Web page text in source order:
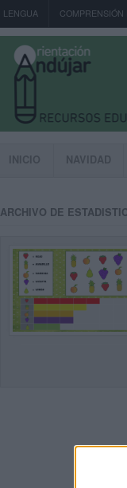
LENGUA COMPRENSIÓN
INICIO NAVIDAD
ARCHIVO DE